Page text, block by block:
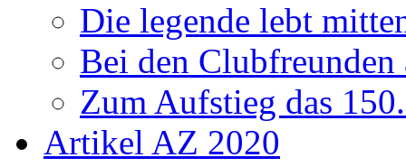
Die legende lebt
Bei den
Zum Aufstieg das
Artikel AZ 2020